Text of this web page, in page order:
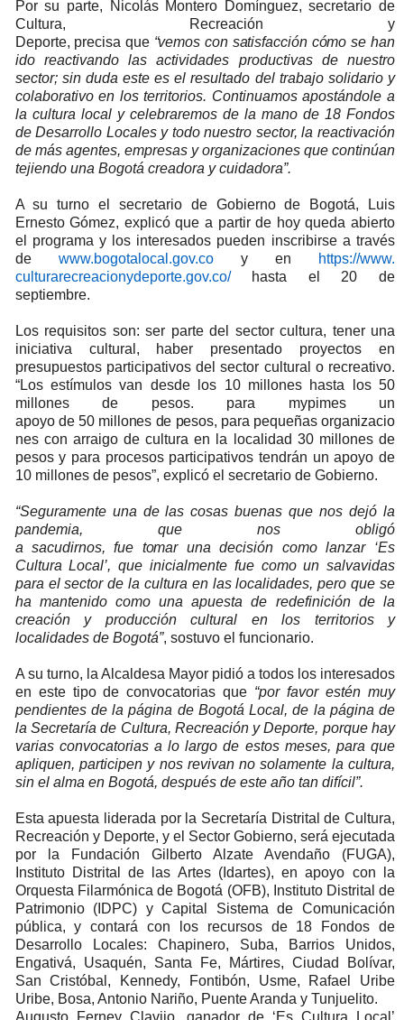
Por su parte, Nicolás Montero Domínguez, secretario de
Cultura, Recreación y
Deporte, precisa que “vemos con satisfacción cómo se han
ido reactivando las actividades productivas de nuestro
sector; sin duda este es el resultado del trabajo solidario y
colaborativo en los territorios. Continuamos apostándole a
la cultura local y celebraremos de la mano de 18 Fondos
de Desarrollo Locales y todo nuestro sector, la reactivación
de más agentes, empresas y organizaciones que continúan
tejiendo una Bogotá creadora y cuidadora”.
A su turno el secretario de Gobierno de Bogotá, Luis
Ernesto Gómez, explicó que a partir de hoy queda abierto
el programa y los interesados pueden inscribirse a través
de www.bogotalocal.gov.coy en
https://www.
culturarecreacionydeporte.gov.co/hasta el 20 de
septiembre.
Los requisitos son: ser parte del sector cultura, tener una
iniciativa cultural, haber presentado proyectos en
presupuestos participativos del sector cultural o recreativo.
“Los estímulos van desde los 10 millones hasta los 50
millones de pesos. para mypimes un
apoyo de 50 millones de pesos, para pequeñas organizacio
nescon arraigo de cultura en la localidad 30 millones de
pesos y para procesos participativos tendrán un apoyo de
10 millones de pesos”, explicó el secretario de Gobierno.
“Seguramente una de las cosas buenas que nos dejó la
pandemia, que nos obligó
asacudirnos, fue tomar una decisión como lanzar ‘Es
Cultura Local’, que inicialmente fue comoun salvavidas
para el sector de la cultura en las localidades, pero que se
ha mantenido como una apuesta de redefinición de la
creación y producción cultural en los territorios y
localidades de Bogotá”, sostuvo el funcionario.
A su turno, la Alcaldesa Mayor pidió a todos los interesados
en este tipo de convocatorias que “por favor estén muy
pendientes de la página de Bogotá Local, de la página de
la Secretaría de Cultura, Recreación y Deporte, porque hay
varias convocatorias a lo largo de estos meses, para que
apliquen, participen y nos revivan no solamente la cultura,
sin el alma en Bogotá, después de este año tan difícil”.
Esta apuesta liderada por la Secretaría Distrital de Cultura,
Recreación y Deporte, y el Sector Gobierno, será ejecutada
por la Fundación Gilberto Alzate Avendaño (FUGA),
Instituto Distrital de las Artes (Idartes), en apoyo con la
Orquesta Filarmónica de Bogotá (OFB), InstitutoDistrital de
Patrimonio (IDPC) y Capital Sistema de Comunicación
pública, y contará con los recursos de 18 Fondos de
Desarrollo Locales: Chapinero, Suba, Barrios Unidos,
Engativá, Usaquén, Santa Fe, Mártires, Ciudad Bolívar,
San Cristóbal, Kennedy, Fontibón, Usme, Rafael Uribe
Uribe, Bosa, Antonio Nariño, Puente Aranda y Tunjuelito.
Augusto Ferney Clavijo, ganador de ‘Es Cultura Local’